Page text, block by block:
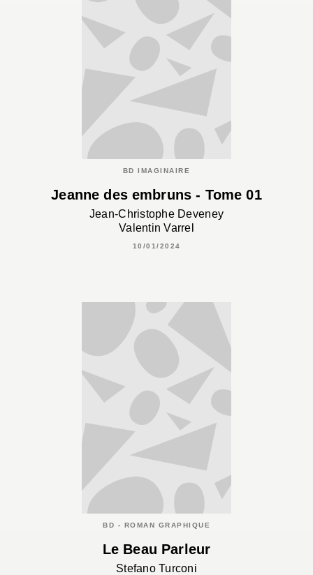
BD IMAGINAIRE
Jeanne des embruns - Tome 01
Jean-Christophe Deveney
Valentin Varrel
10/01/2024
BD - ROMAN GRAPHIQUE
Le Beau Parleur
Stefano Turconi